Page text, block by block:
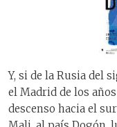
Y, si de la Rusia del
el Madrid de los
descenso hacia el